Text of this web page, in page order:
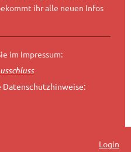
ihr alle neuen Infos
im Impressum:
Datenschutzhinweise:
Login